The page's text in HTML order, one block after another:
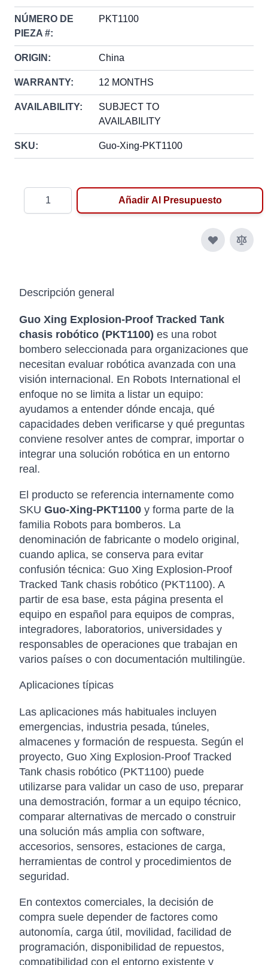
NÚMERO DE
PIEZA #:
PKT1100
ORIGIN: China
WARRANTY: 12 MONTHS
AVAILABILITY:
SUBJECT TO
AVAILABILITY
SKU: Guo-Xing-PKT1100
Añadir Al Presupuesto
Descripción general
Guo Xing Explosion-Proof Tracked Tank
chasis robótico (PKT1100) es una robot
bombero seleccionada para organizaciones que
necesitan evaluar robótica avanzada con una
visión internacional. En Robots International el
enfoque no se limita a listar un equipo:
ayudamos a entender dónde encaja, qué
capacidades deben verificarse y qué preguntas
conviene resolver antes de comprar, importar o
integrar una solución robótica en un entorno
real.
El producto se referencia internamente como
SKU Guo-Xing-PKT1100 y forma parte de la
familia Robots para bomberos. La
denominación de fabricante o modelo original,
cuando aplica, se conserva para evitar
confusión técnica: Guo Xing Explosion-Proof
Tracked Tank chasis robótico (PKT1100). A
partir de esa base, esta página presenta el
equipo en español para equipos de compras,
integradores, laboratorios, universidades y
responsables de operaciones que trabajan en
varios países o con documentación multilingüe.
Aplicaciones típicas
Las aplicaciones más habituales incluyen
emergencias, industria pesada, túneles,
almacenes y formación de respuesta. Según el
proyecto, Guo Xing Explosion-Proof Tracked
Tank chasis robótico (PKT1100) puede
utilizarse para validar un caso de uso, preparar
una demostración, formar a un equipo técnico,
comparar alternativas de mercado o construir
una solución más amplia con software,
accesorios, sensores, estaciones de carga,
herramientas de control y procedimientos de
seguridad.
En contextos comerciales, la decisión de
compra suele depender de factores como
autonomía, carga útil, movilidad, facilidad de
programación, disponibilidad de repuestos,
compatibilidad con el entorno existente y